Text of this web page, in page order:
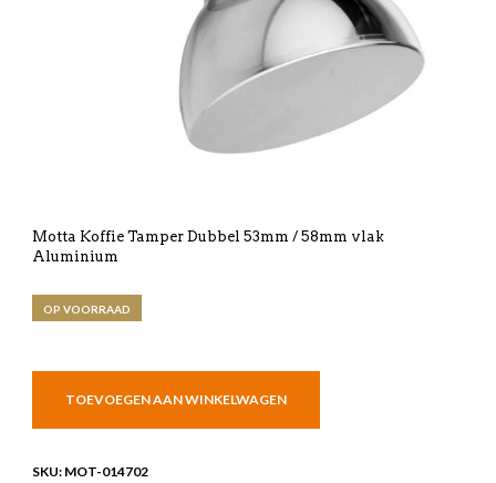
Motta Koffie Tamper Dubbel 53mm / 58mm vlak
Aluminium
OP VOORRAAD
TOEVOEGEN AAN WINKELWAGEN
SKU: MOT-014702